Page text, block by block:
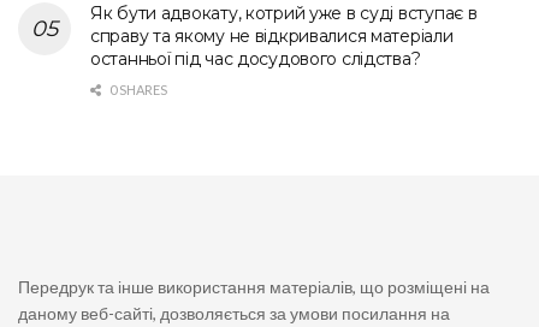
Як бути адвокату, котрий уже в суді вступає в
справу та якому не відкривалися матеріали
останньої під час досудового слідства?
0 SHARES
Передрук та інше використання матеріалів, що розміщені на
даному веб-сайті, дозволяється за умови посилання на